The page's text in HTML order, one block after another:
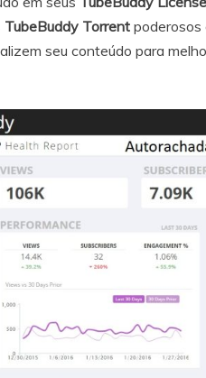
TubeBuddy Torrent poderosos
seu conteúdo para